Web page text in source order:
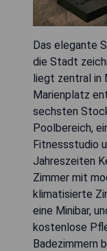
Das elegante
die Stadt
liegt zentral in
Marienplatz
sechsten
Poolbereich,
Fitnessstudio
Jahreszeiten
Zimmer mit
klimatisierte
eine Minibar,
kostenlose
Badezimmern